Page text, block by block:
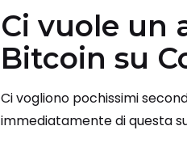
Ci vuole un
Bitcoin su
Ci vogliono pochissimi
immediatamente di questa